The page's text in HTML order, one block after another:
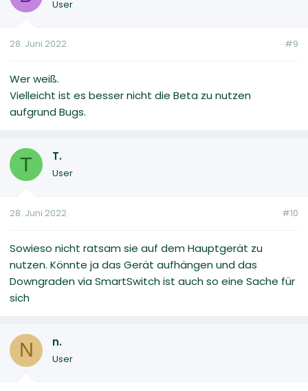
User
28. Juni 2022 #9
Wer weiß.
Vielleicht ist es besser nicht die Beta zu nutzen
aufgrund Bugs.
T T.
User
28. Juni 2022 #10
Sowieso nicht ratsam sie auf dem Hauptgerät zu
nutzen. Könnte ja das Gerät aufhängen und das
Downgraden via SmartSwitch ist auch so eine Sache für
sich
N n.
User